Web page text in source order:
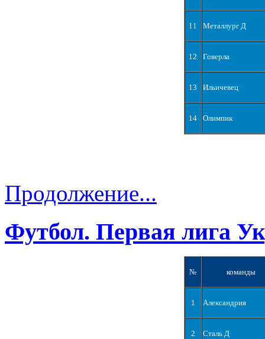
11 Металлург Д
12 Говерла
13 Ильичевец
14 Олимпик
Продолжение...
Футбол. Первая лига
№ команды
1 Александрия
2 Сталь Д